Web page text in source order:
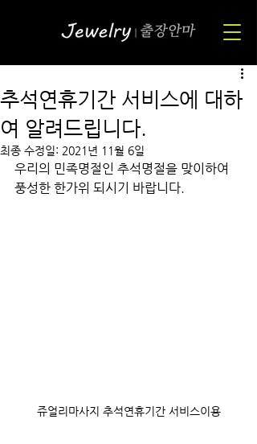
추석연휴기간 서비스에 대하
여 알려드립니다.
최종 수정일: 2021년 11월 6일
우리의 민족명절인 추석명절을 맞이하여
풍성한 한가위 되시기 바랍니다.
쥬얼리마사지 추석연휴기간 서비스이용